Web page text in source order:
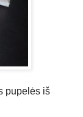
pupelės iš